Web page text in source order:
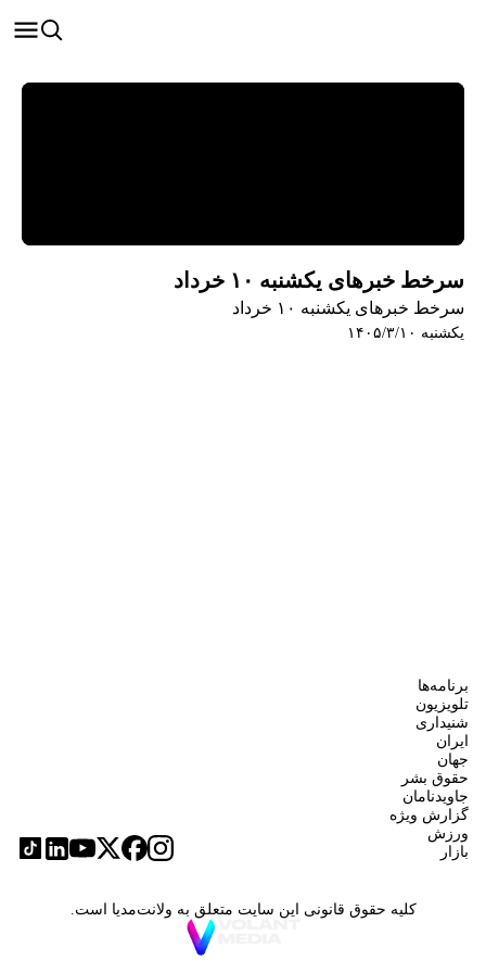
سرخط خبرهای یکشنبه ۱۰ خرداد
سرخط خبرهای یکشنبه ۱۰ خرداد
یکشنبه ۱۴۰۵/۳/۱۰
برنامه‌ها
تلویزیون
شنیداری
ایران
جهان
حقوق بشر
جاویدنامان
گزارش ویژه
ورزش
بازار
کلیه حقوق قانونی این سایت متعلق به ولانت‌مدیا است.